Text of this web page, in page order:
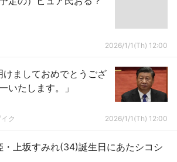
2026/1/1(Th) 12:00
けましておめでとうござ
いたします。」
ク 2026/1/1(Th) 12:00
・上坂すみれ(34)誕生日にあたシコシ